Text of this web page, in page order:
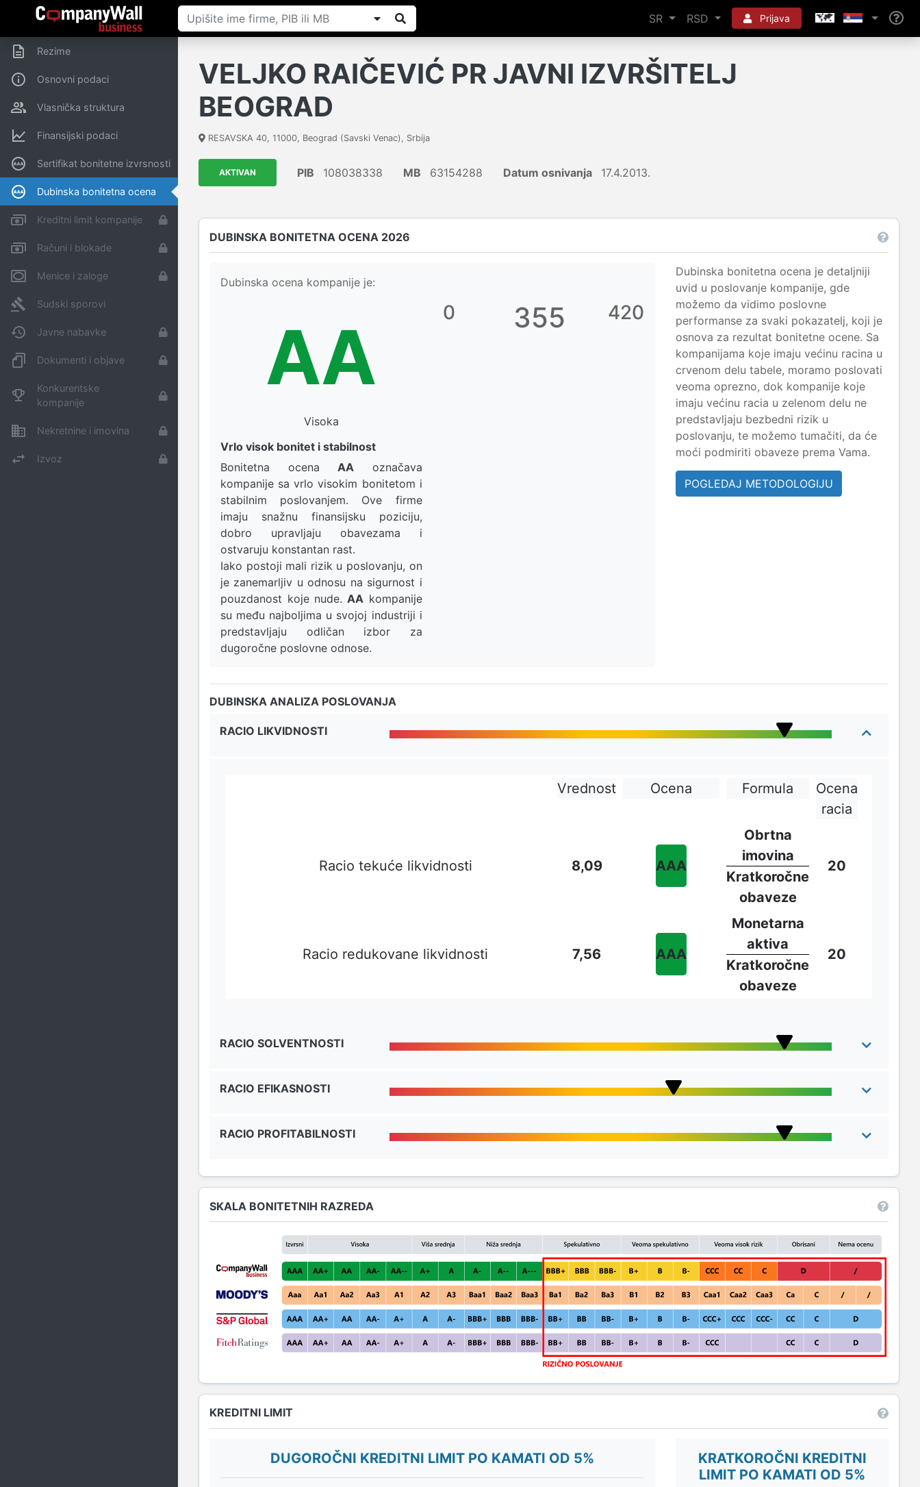
SR RSD Prijava
Rezime
Osnovni podaci
Vlasnička struktura
Finansijski podaci
Sertifikat bonitetne izvrsnosti
Dubinska bonitetna ocena
Kreditni limit kompanije
Računi i blokade
Menice i zaloge
Sudski sporovi
Javne nabavke
Dokumenti i objave
Konkurentske
kompanije
Nekretnine i imovina
Izvoz
VELJKO RAIČEVIĆ PR JAVNI IZVRŠITELJ
BEOGRAD
RESAVSKA 40, 11000, Beograd (Savski Venac), Srbija
AKTIVAN PIB 108038338 MB 63154288 Datum osnivanja 17.4.2013.
DUBINSKA BONITETNA OCENA 2026
Dubinska ocena kompanije je:
AA
Visoka
Vrlo visok bonitet i stabilnost
Bonitetna ocena AAoznačava
kompanije sa vrlo visokim bonitetom i
stabilnim poslovanjem. Ove firme
imaju snažnu finansijsku poziciju,
dobro upravljaju obavezama i
ostvaruju konstantan rast.
Iako postoji mali rizik u poslovanju, on
je zanemarljiv u odnosu na sigurnost i
pouzdanost koje nude. AA kompanije
su među najboljima u svojoj industriji i
predstavljaju odličan izbor za
dugoročne poslovne odnose.
0 355 420
Dubinska bonitetna ocena je detaljniji
uvid u poslovanje kompanije, gde
možemo da vidimo poslovne
performanse za svaki pokazatelj, koji je
osnova za rezultat bonitetne ocene. Sa
kompanijama koje imaju većinu racina u
crvenom delu tabele, moramo poslovati
veoma oprezno, dok kompanije koje
imaju većinu racia u zelenom delu ne
predstavljaju bezbedni rizik u
poslovanju, te možemo tumačiti, da će
moći podmiriti obaveze prema Vama.
POGLEDAJ METODOLOGIJU
DUBINSKA ANALIZA POSLOVANJA
RACIO LIKVIDNOSTI
Vrednost Ocena Formula
Ocena
racia
Racio tekuće likvidnosti 8,09 AAA
Obrtna
imovina
Kratkoročne
obaveze
20
Racio redukovane likvidnosti 7,56 AAA
Monetarna
aktiva
Kratkoročne
obaveze
20
RACIO SOLVENTNOSTI
RACIO EFIKASNOSTI
RACIO PROFITABILNOSTI
SKALA BONITETNIH RAZREDA
KREDITNI LIMIT
DUGOROČNI KREDITNI LIMIT PO KAMATI OD 5%
KRATKOROČNI KREDITNI
LIMIT PO KAMATI OD 5%